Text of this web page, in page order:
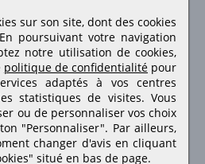
sur les réseaux sociaux
sur son site, dont des cookies
poursuivant votre navigation
notre utilisation de cookies,
politique de confidentialité pour
adaptés à vos centres
statistiques de visites.Vous
ou de personnaliser vos choix
"Personnaliser". Par ailleurs,
changer d'avis en cliquant
situé en bas de page.